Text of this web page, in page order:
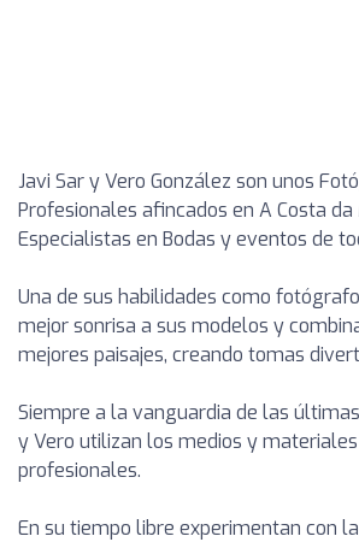
Javi Sar y Vero González son unos
Profesionales afincados en A Costa
Especialistas en Bodas y eventos de
Una de sus habilidades como
mejor sonrisa a sus modelos y
mejores paisajes, creando tomas
Siempre a la vanguardia de las
y Vero utilizan los medios y
profesionales.
En su tiempo libre experimentan con